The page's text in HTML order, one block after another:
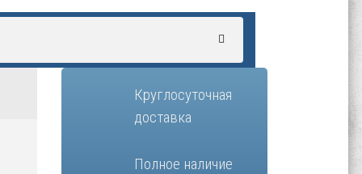
Круглосуточная
доставка
Полное наличие